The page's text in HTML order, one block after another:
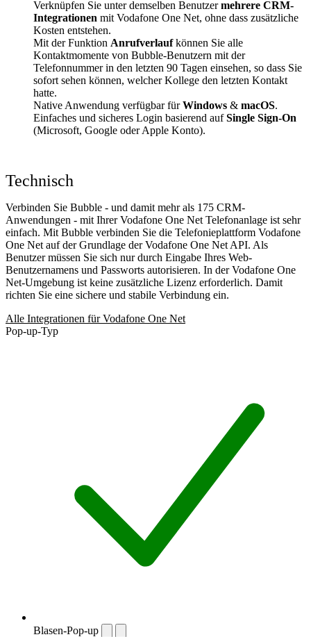
Verknüpfen Sie unter demselben Benutzermehrere CRM-
Integrationen mit Vodafone One Net, ohne dass zusätzliche
Kosten entstehen.
Mit der Funktion Anrufverlaufkönnen Sie alle
Kontaktmomente von Bubble-Benutzern mit der
Telefonnummer in den letzten 90 Tagen einsehen, so dass Sie
sofort sehen können, welcher Kollege den letzten Kontakt
hatte.
Native Anwendung verfügbar fürWindows & macOS.
Einfaches und sicheres Login basierend aufSingle Sign-On
(Microsoft, Google oder Apple Konto).
Technisch
Verbinden Sie Bubble - und damit mehr als 175 CRM-
Anwendungen - mit Ihrer Vodafone One Net Telefonanlage ist sehr
einfach. Mit Bubble verbinden Sie die Telefonieplattform Vodafone
One Net auf der Grundlage der Vodafone One Net API. Als
Benutzer müssen Sie sich nur durch Eingabe Ihres Web-
Benutzernamens und Passworts autorisieren. In der Vodafone One
Net-Umgebung ist keine zusätzliche Lizenz erforderlich. Damit
richten Sie eine sichere und stabile Verbindung ein.
Alle Integrationen für Vodafone One Net
Pop-up-Typ
Blasen-Pop-up